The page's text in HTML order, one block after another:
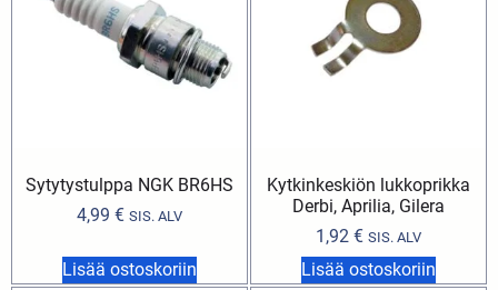
Sytytystulppa NGK BR6HS
4,99 € SIS. ALV
Lisää ostoskoriin
Kytkinkeskiön lukkoprikka
Derbi, Aprilia, Gilera
1,92 € SIS. ALV
Lisää ostoskoriin